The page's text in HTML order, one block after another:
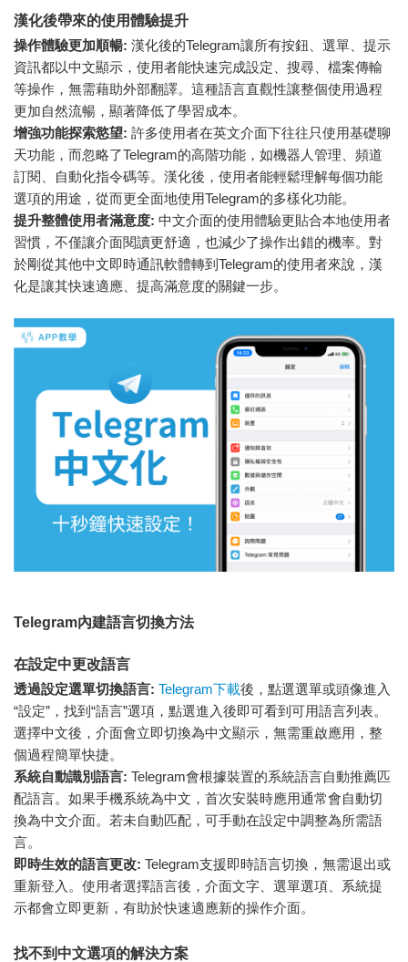
漢化後帶來的使用體驗提升
操作體驗更加順暢: 漢化後的Telegram讓所有按鈕、選單、提示
資訊都以中文顯示，使用者能快速完成設定、搜尋、檔案傳輸
等操作，無需藉助外部翻譯。這種語言直觀性讓整個使用過程
更加自然流暢，顯著降低了學習成本。
增強功能探索慾望: 許多使用者在英文介面下往往只使用基礎聊
天功能，而忽略了Telegram的高階功能，如機器人管理、頻道
訂閱、自動化指令碼等。漢化後，使用者能輕鬆理解每個功能
選項的用途，從而更全面地使用Telegram的多樣化功能。
提升整體使用者滿意度: 中文介面的使用體驗更貼合本地使用者
習慣，不僅讓介面閱讀更舒適，也減少了操作出錯的機率。對
於剛從其他中文即時通訊軟體轉到Telegram的使用者來說，漢
化是讓其快速適應、提高滿意度的關鍵一步。
Telegram內建語言切換方法
在設定中更改語言
透過設定選單切換語言: Telegram下載後，點選選單或頭像進入
“設定”，找到“語言”選項，點選進入後即可看到可用語言列表。
選擇中文後，介面會立即切換為中文顯示，無需重啟應用，整
個過程簡單快捷。
系統自動識別語言: Telegram會根據裝置的系統語言自動推薦匹
配語言。如果手機系統為中文，首次安裝時應用通常會自動切
換為中文介面。若未自動匹配，可手動在設定中調整為所需語
言。
即時生效的語言更改: Telegram支援即時語言切換，無需退出或
重新登入。使用者選擇語言後，介面文字、選單選項、系統提
示都會立即更新，有助於快速適應新的操作介面。
找不到中文選項的解決方案